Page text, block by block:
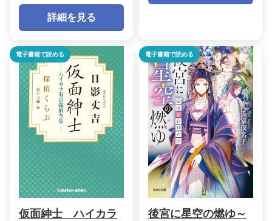
詳細を見る
電子書籍で読める
仮面紳士 ハイカラ
電子書籍で読める
後宮に星空の燃ゆ～